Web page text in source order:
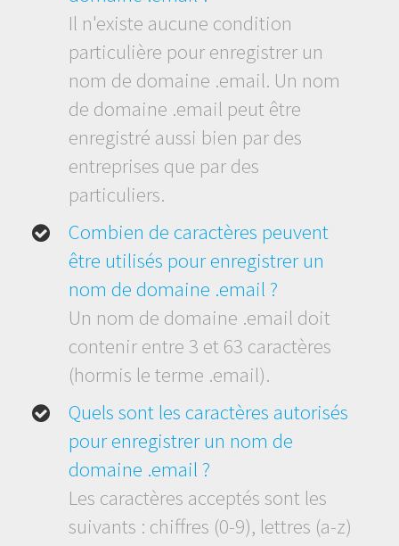
Il n'existe aucune condition
particulière pour enregistrer un
nom de domaine .email. Un nom
de domaine .email peut être
enregistré aussi bien par des
entreprises que par des
particuliers.
Combien de caractères peuvent
être utilisés pour enregistrer un
nom de domaine .email ?
Un nom de domaine .email doit
contenir entre 3 et 63 caractères
(hormis le terme .email).
Quels sont les caractères autorisés
pour enregistrer un nom de
domaine .email ?
Les caractères acceptés sont les
suivants : chiffres (0-9), lettres (a-z)